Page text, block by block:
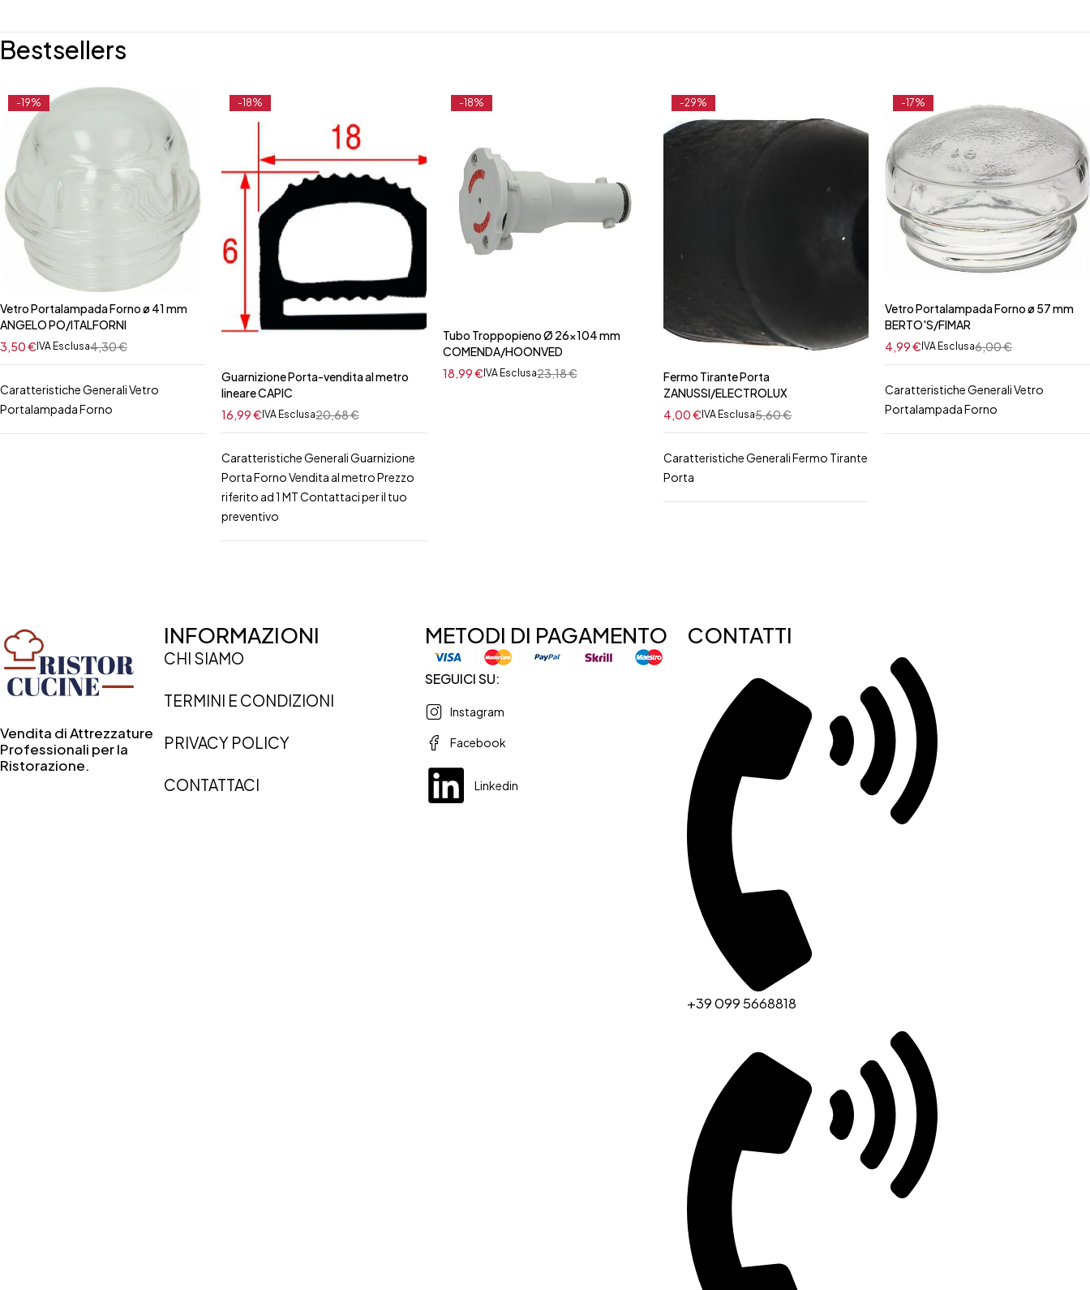
Bestsellers
-19%
Vetro Portalampada Forno ø 41 mm
ANGELO PO/ITALFORNI
4,30€
3,50€ IVA Esclusa
Caratteristiche Generali Vetro
Portalampada Forno
-18%
Guarnizione Porta-vendita al metro
lineare CAPIC
20,68€
16,99€IVA Esclusa
Caratteristiche Generali Guarnizione
Porta Forno Vendita al metro Prezzo
riferito ad 1 MT Contattaci per il tuo
preventivo
-18%
Tubo Troppopieno Ø 26x104 mm
COMENDA/HOONVED
23,18€
18,99€IVA Esclusa
-29%
Fermo Tirante Porta
ZANUSSI/ELECTROLUX
5,60€
4,00€IVA Esclusa
Caratteristiche Generali Fermo Tirante
Porta
-17%
Vetro Portalampada Forno ø 57 mm
BERTO'S/FIMAR
6,00€
4,99€ IVA Esclusa
Caratteristiche Generali Vetro
Portalampada Forno
Vendita di Attrezzature
Professionali per la
Ristorazione.
INFORMAZIONI
CHI SIAMO
TERMINI E CONDIZIONI
PRIVACY POLICY
CONTATTACI
METODI DI PAGAMENTO
SEGUICI SU:
Instagram
Facebook
Linkedin
CONTATTI
+39 099 5668818